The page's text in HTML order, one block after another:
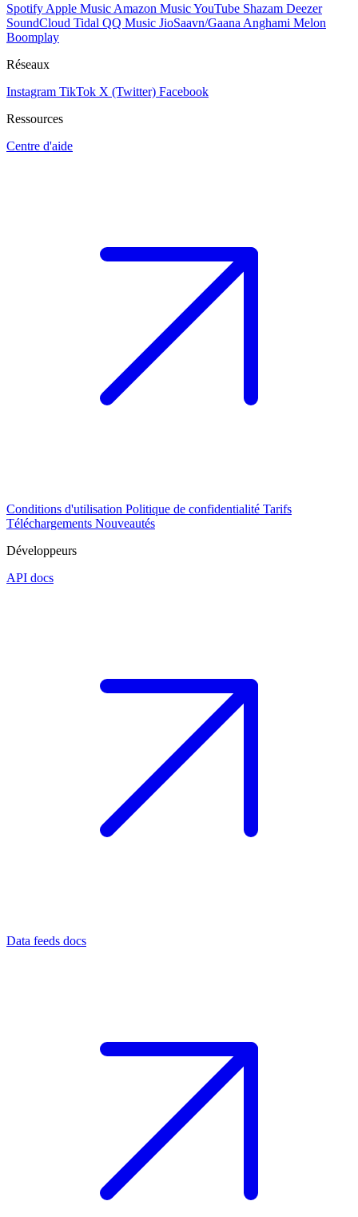
Spotify Apple Music Amazon MusicYouTube Shazam Deezer
SoundCloud Tidal QQ Music JioSaavn/Gaana Anghami Melon
Boomplay
Réseaux
Instagram TikTok X (Twitter) Facebook
Ressources
Centre d'aide
Conditions d'utilisation Politique de confidentialité Tarifs
Téléchargements Nouveautés
Développeurs
API docs
Data feeds docs